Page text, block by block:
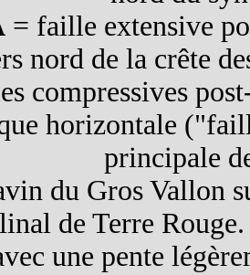
= faille extensive
nord de la crête
compressives
horizontale
principale
du Gros Vallon
de Terre
une pente